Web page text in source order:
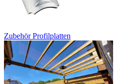
Zubehör Profilplatten